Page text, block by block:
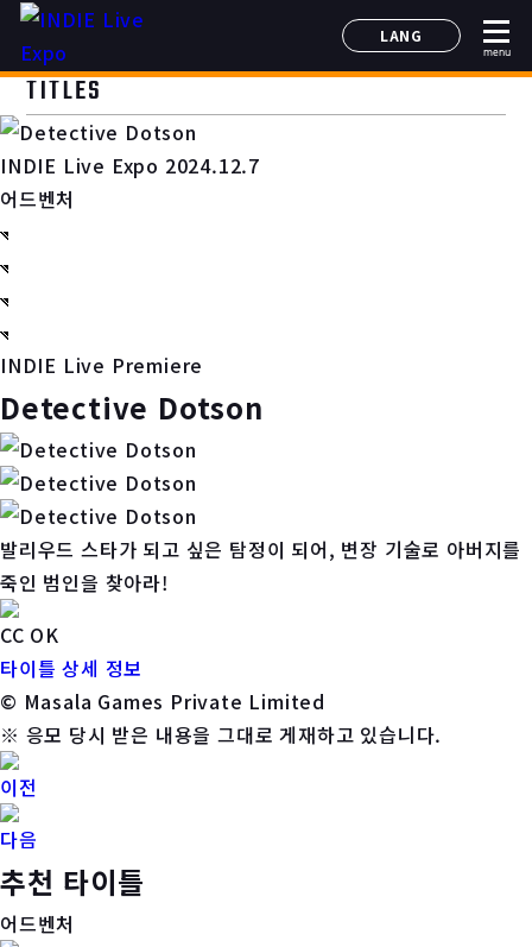
LANG
日本語
menu
TITLES
INDIE Live Expo 2024.12.7
어드벤처
INDIE Live Premiere
Detective Dotson
발리우드 스타가 되고 싶은 탐정이 되어, 변장 기술로 아버지를
죽인 범인을 찾아라!
CC OK
타이틀 상세 정보
© Masala Games Private Limited
※ 응모 당시 받은 내용을 그대로 게재하고 있습니다.
이전
다음
추천 타이틀
어드벤처